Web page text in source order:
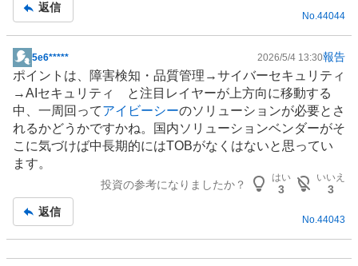
返信
No. 44044
掲
示
板
記
事
5e6***** 2026/5/4 13:30報告
ポイントは、障害検知・品質管理→サイバーセキュリティ
→AIセキュリティ と注目レイヤーが上方向に移動する
中、一周回ってアイビーシーのソリューションが必要とさ
れるかどうかですかね。国内ソリューションベンダーがそ
こに気づけば中長期的にはTOBがなくはないと思ってい
ます。
投資の参考になりましたか？
はい
3
いいえ
3
返信
No.44043